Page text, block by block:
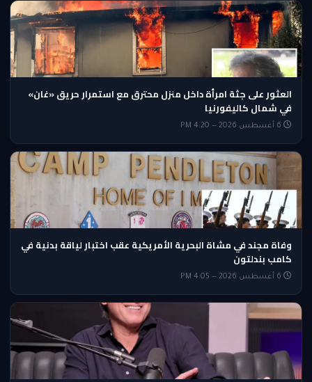
العثور على جثة امرأة داخل منزل محترق مع استمرار حريق «غان»
في شمال كاليفورنيا
وفاة مجند في مشاة البحرية الأمريكية عقب اختبار لياقة بدنية في
كامب بندلتون